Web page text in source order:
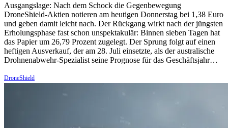
Ausgangslage: Nach dem Schock die Gegenbewegung
DroneShield-Aktien notieren am heutigen Donnerstag bei 1,38 Euro
und geben damit leicht nach. Der Rückgang wirkt nach der jüngsten
Erholungsphase fast schon unspektakulär: Binnen sieben Tagen hat
das Papier um 26,79 Prozent zugelegt. Der Sprung folgt auf einen
heftigen Ausverkauf, der am 28. Juli einsetzte, als der australische
Drohnenabwehr-Spezialist seine Prognose für das Geschäftsjahr…
DroneShield